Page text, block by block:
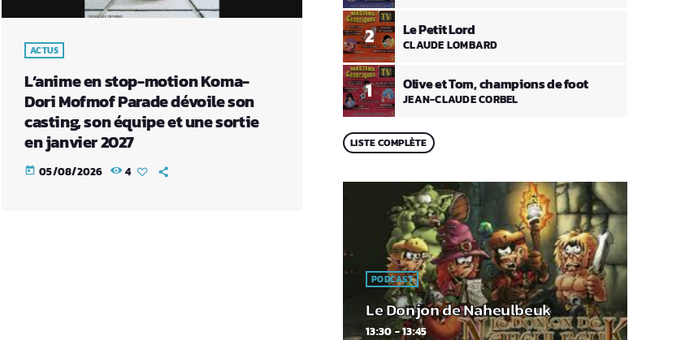
ACTUS
L’anime en stop-motion Koma-
Dori Mofmof Parade dévoile son
casting, son équipe et une sortie
en janvier 2027
today 05/08/2026 4
1 Olive et Tom, champions de foot
JEAN-CLAUDE CORBEL
2 Le Petit Lord
CLAUDE LOMBARD
LISTE COMPLÈTE
PODCAST
Le Donjon de Naheulbeuk
13:30 - 13:45